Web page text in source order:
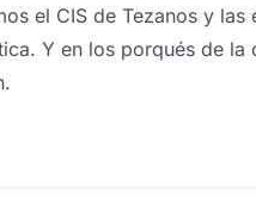
el CIS de Tezanos y
Y en los porqués de